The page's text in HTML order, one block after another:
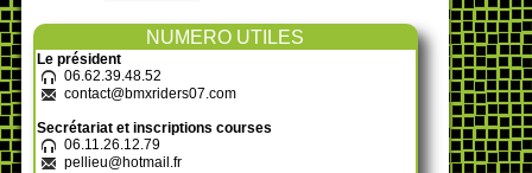
NUMERO UTILES
Le président
06.62.39.48.52
contact@bmxriders07.com
Secrétariat et inscriptions courses
06.11.26.12.79
pellieu@hotmail.fr